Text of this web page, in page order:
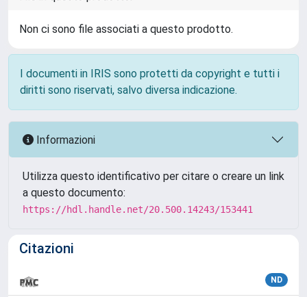
Non ci sono file associati a questo prodotto.
I documenti in IRIS sono protetti da copyright e tutti i
diritti sono riservati, salvo diversa indicazione.
Informazioni
Utilizza questo identificativo per citare o creare un link
a questo documento:
https://hdl.handle.net/20.500.14243/153441
Citazioni
ND